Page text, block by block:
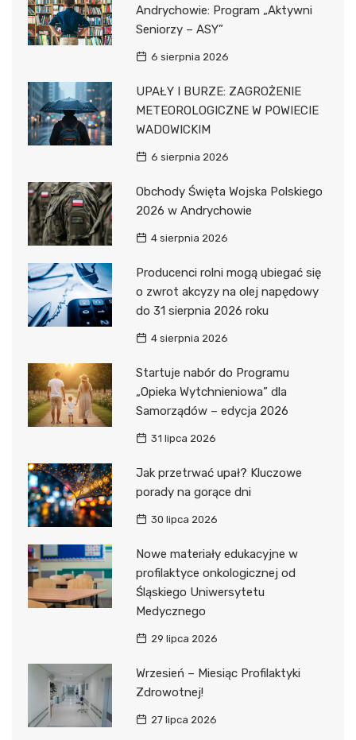
Andrychowie: Program „Aktywni
Seniorzy – ASY”
6 sierpnia 2026
UPAŁY I BURZE: ZAGROŻENIE
METEOROLOGICZNE W POWIECIE
WADOWICKIM
6 sierpnia 2026
Obchody Święta Wojska Polskiego
2026 w Andrychowie
4 sierpnia 2026
Producenci rolni mogą ubiegać się
o zwrot akcyzy na olej napędowy
do 31 sierpnia 2026 roku
4 sierpnia 2026
Startuje nabór do Programu
„Opieka Wytchnieniowa” dla
Samorządów – edycja 2026
31 lipca 2026
Jak przetrwać upał? Kluczowe
porady na gorące dni
30 lipca 2026
Nowe materiały edukacyjne w
profilaktyce onkologicznej od
Śląskiego Uniwersytetu
Medycznego
29 lipca 2026
Wrzesień – Miesiąc Profilaktyki
Zdrowotnej!
27 lipca 2026